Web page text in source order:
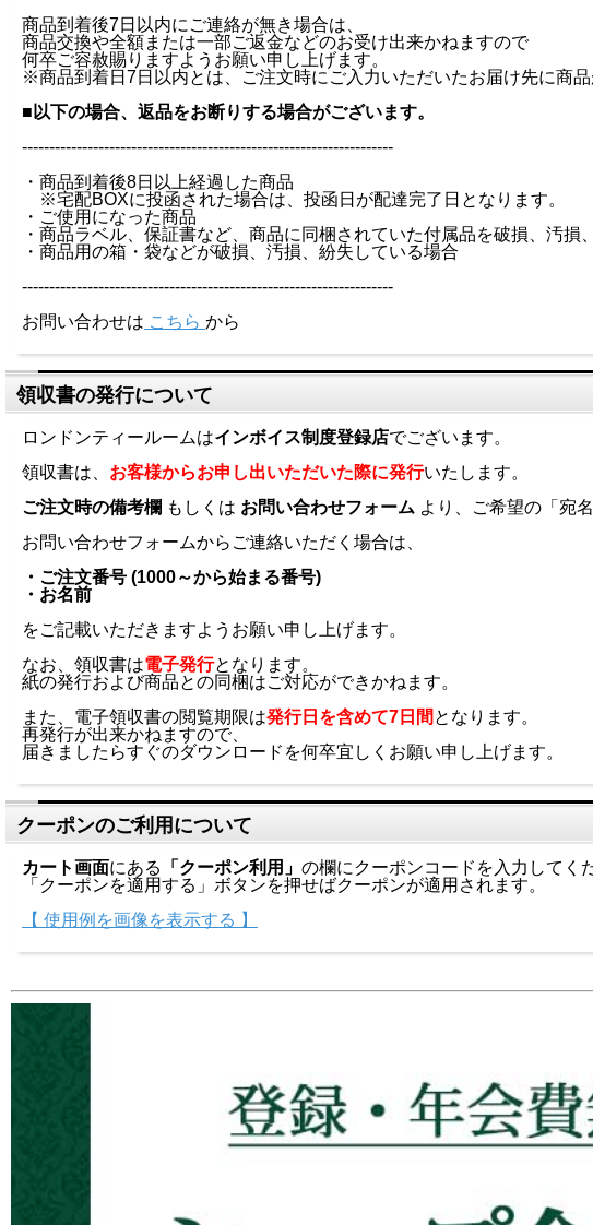
商品到着後7日以内にご連絡が無き場合は、
商品交換や全額または一部ご返金などのお受け出来かねますので
何卒ご容赦賜りますようお願い申し上げます。
※商品到着日7日以内とは、ご注文時にご入力いただいたお届け先に商
■以下の場合、返品をお断りする場合がございます。
--------------------------------------------------------------------
・商品到着後8日以上経過した商品
※宅配BOXに投函された場合は、投函日が配達完了日となります。
・ご使用になった商品
・商品ラベル、保証書など、商品に同梱されていた付属品を破損、汚損
・商品用の箱・袋などが破損、汚損、紛失している場合
--------------------------------------------------------------------
お問い合わせは こちら から
領収書の発行について
ロンドンティールームはインボイス制度登録店でございます。
領収書は、 お客様からお申し出いただいた際に発行いたします。
ご注文時の備考欄 もしくは お問い合わせフォーム より、ご希望の「宛
お問い合わせフォームからご連絡いただく場合は、
・ご注文番号 (1000～から始まる番号)
・お名前
をご記載いただきますようお願い申し上げます。
なお、領収書は電子発行となります。
紙の発行および商品との同梱はご対応ができかねます。
また、電子領収書の閲覧期限は発行日を含めて7日間 となります。
再発行が出来かねますので、
届きましたらすぐのダウンロードを何卒宜しくお願い申し上げます。
クーポンのご利用について
カート画面にある 「クーポン利用」 の欄にクーポンコードを入力してく
「クーポンを適用する」ボタンを押せばクーポンが適用されます。
【 使用例を画像を表示する 】